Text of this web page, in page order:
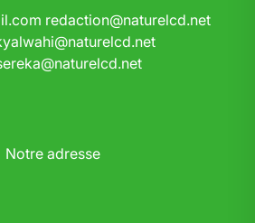
redaction@naturelcd.net
Notre adresse